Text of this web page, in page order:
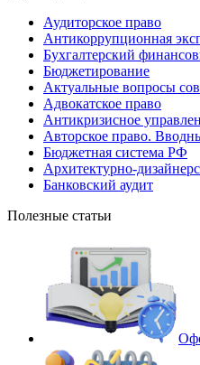
Аудиторское право
Антикоррупционная
Бухгалтерский
Бюджетирование
Актуальные вопросы
Адвокатское право
Антикризисное
Авторское право.
Бюджетная система РФ
Архитектурно-
Банковский аудит
Полезные статьи